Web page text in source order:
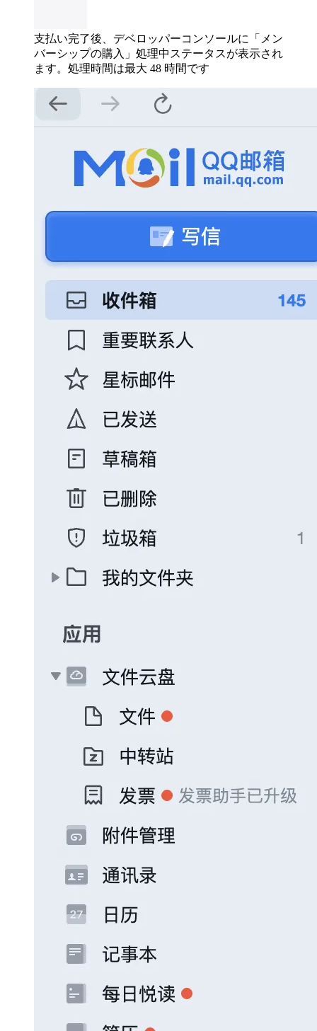
支払い完了後、デベロッパーコンソールに「メン
バーシップの購入」処理中ステータスが表示され
ます。処理時間は最大 48 時間です